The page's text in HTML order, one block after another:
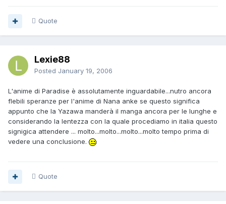
Quote
Lexie88
Posted January 19, 2006
L'anime di Paradise è assolutamente inguardabile...nutro ancora
flebili speranze per l'anime di Nana anke se questo significa
appunto che la Yazawa manderà il manga ancora per le lunghe e
considerando la lentezza con la quale procediamo in italia questo
signigica attendere ... molto...molto...molto...molto tempo prima di
vedere una conclusione.
Quote